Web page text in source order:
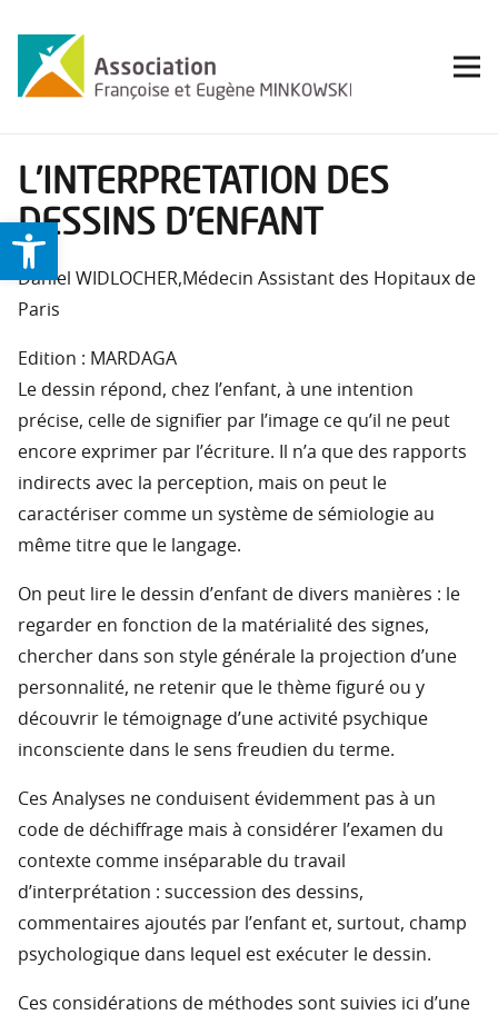
Ouvrir la barre d’outils
L’INTERPRETATION DES
DESSINS D’ENFANT
Daniel WIDLOCHER,Médecin Assistant des Hopitaux de
Paris
Edition : MARDAGA
Le dessin répond, chez l’enfant, à une intention
précise, celle de signifier par l’image ce qu’il ne peut
encore exprimer par l’écriture. Il n’a que des rapports
indirects avec la perception, mais on peut le
caractériser comme un système de sémiologie au
même titre que le langage.
On peut lire le dessin d’enfant de divers manières : le
regarder en fonction de la matérialité des signes,
chercher dans son style générale la projection d’une
personnalité, ne retenir que le thème figuré ou y
découvrir le témoignage d’une activité psychique
inconsciente dans le sens freudien du terme.
Ces Analyses ne conduisent évidemment pas à un
code de déchiffrage mais à considérer l’examen du
contexte comme inséparable du travail
d’interprétation : succession des dessins,
commentaires ajoutés par l’enfant et, surtout, champ
psychologique dans lequel est exécuter le dessin.
Ces considérations de méthodes sont suivies ici d’une